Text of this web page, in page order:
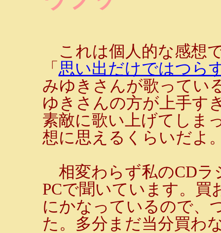
これは個人的な感想
「 思い出だけではつら
みゆきさんが歌ってい
ゆきさんの方が上手す
素敵に歌い上げてしま
想に思えるくらいだよ
相変わらず私のCDラ
PCで聞いています。
にかなっているので、
た。多分まだ当分買わ